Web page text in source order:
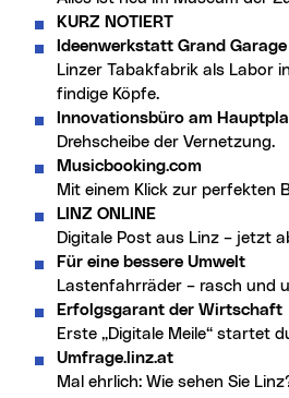
KURZ NOTIERT
Ideenwerkstatt Grand Garage
Linzer Tabakfabrik als Labor
findige Köpfe.
Innovationsbüro am
Drehscheibe der Vernetzung.
Musicbooking.com
Mit einem Klick zur perfekten
LINZ ONLINE
Digitale Post aus Linz – jetzt
Für eine bessere Umwelt
Lastenfahrräder – rasch und
Erfolgsgarant der Wirtschaft
Erste „Digitale Meile“ startet
Umfrage.linz.at
Mal ehrlich: Wie sehen Sie